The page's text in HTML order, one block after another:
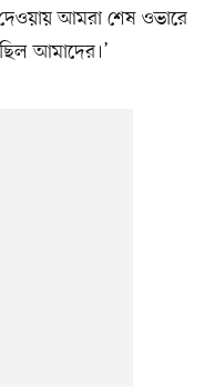
আমরা শেষ ওভারে
আমাদের।’